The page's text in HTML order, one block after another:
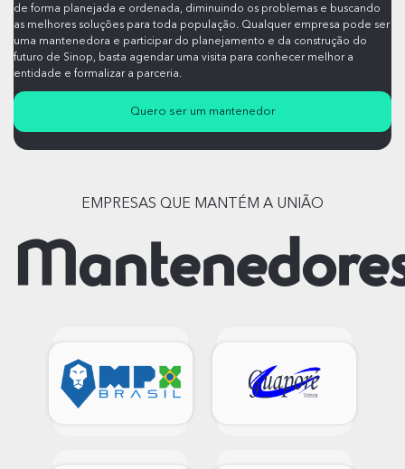
de forma planejada e ordenada, diminuindo os problemas e buscando
as melhores soluções para toda população. Qualquer empresa pode ser
uma mantenedora e participar do planejamento e da construção do
futuro de Sinop, basta agendar uma visita para conhecer melhor a
entidade e formalizar a parceria.
Quero ser um mantenedor
EMPRESAS QUE MANTÉM A UNIÃO